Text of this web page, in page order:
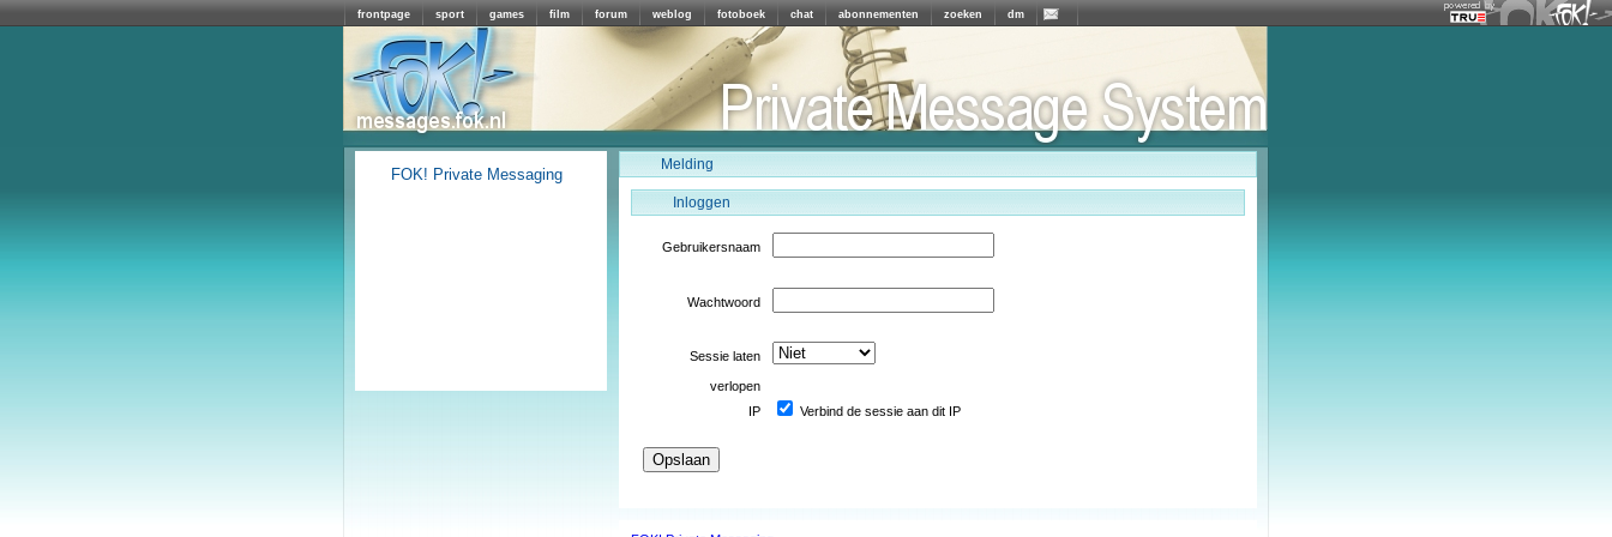
frontpage sport games film forum weblog fotoboek chat abonnementen zoeken dm
Melding
Inloggen
Gebruikersnaam
Wachtwoord
Sessie laten
verlopen
IP
Verbind de sessie aan dit IP
FOK! Private Messaging